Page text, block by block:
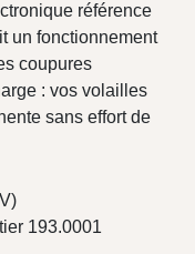
référence
un fonctionnement
coupures
: vos volailles
sans effort de
193.0001